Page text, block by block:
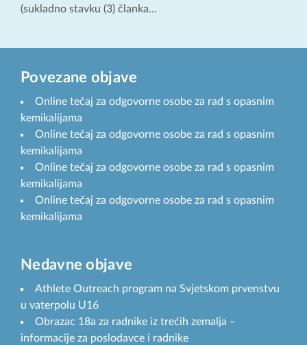
(sukladno stavku (3) članka...
Povezane objave
Online tečaj za odgovorne osobe za rad s opasnim
kemikalijama
Online tečaj za odgovorne osobe za rad s opasnim
kemikalijama
Online tečaj za odgovorne osobe za rad s opasnim
kemikalijama
Online tečaj za odgovorne osobe za rad s opasnim
kemikalijama
Nedavne objave
Athlete Outreach program na Svjetskom prvenstvu
u vaterpolu U16
Obrazac 18a za radnike iz trećih zemalja –
informacije za poslodavce i radnike